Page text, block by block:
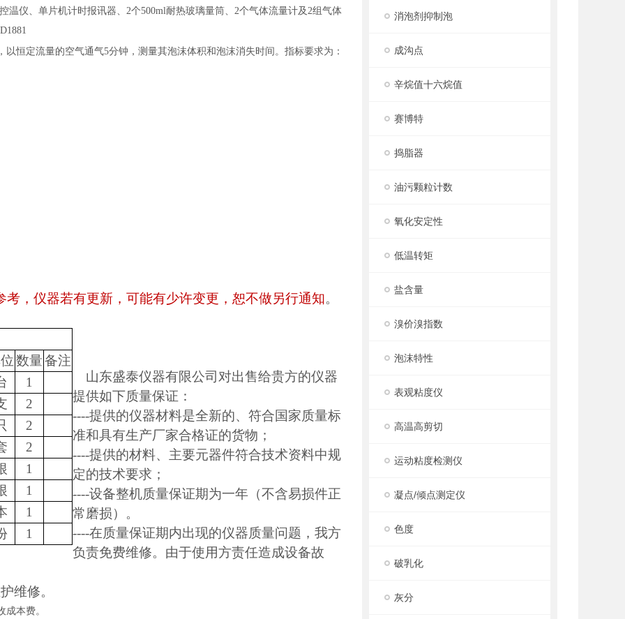
消泡剂抑制泡
成沟点
辛烷值十六烷值
赛博特
捣脂器
油污颗粒计数
氧化安定性
低温转矩
盐含量
溴价溴指数
泡沫特性
表观粘度仪
高温高剪切
运动粘度检测仪
凝点/倾点测定仪
色度
破乳化
灰分
温仪、单片机计时报讯器、2个500ml耐热玻璃量筒、2个气体流量计及2组气体
以恒定流量的空气通气5分钟，测量其泡沫体积和泡沫消失时间。指标要求为：
，仪器若有更新，可能有少许变更，恕不做另行通知。
数量 备注
1
2
2
2
1
1
1
1
山东盛泰仪器有限公司对出售给贵方的仪器
提供如下质量保证：
----提供的仪器材料是全新的、符合国家质量标
准和具有生产厂家合格证的货物；
----提供的材料、主要元器件符合技术资料中规
定的技术要求；
----设备整机质量保证期为一年（不含易损件正
常磨损）。
----在质量保证期内出现的仪器质量问题，我方
负责免费维修。由于使用方责任造成设备故
维修。
本费。